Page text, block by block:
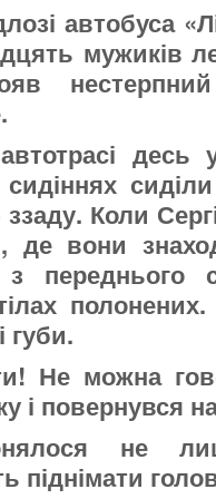
автобуса
мужиків
десь
Коли
де вони
переднього
губи.
Не можна
і повернувся
не
піднімати